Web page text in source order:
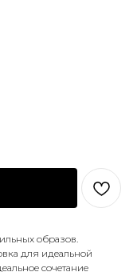
образов.
для идеальной
сочетание